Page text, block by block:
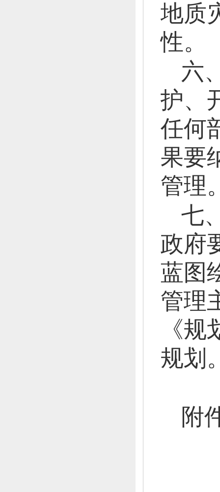
地质
性。
六
护、
任何
果要
管理
七
政府
蓝图
管理
《
规划
附